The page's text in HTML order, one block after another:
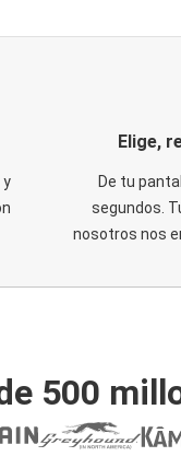
y
Elige,
De tu
segundos.
nosotros nos
500